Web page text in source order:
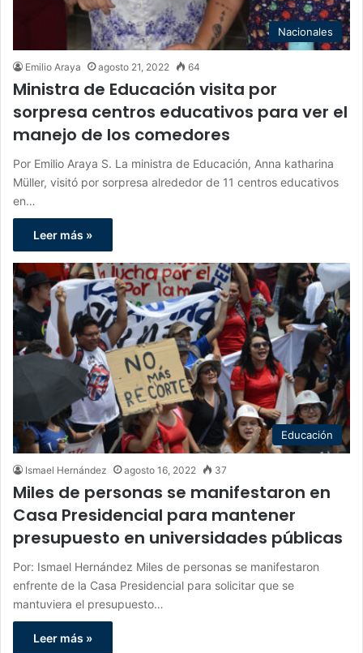
Nacionales
Emilio Araya agosto 21, 2022 64
Ministra de Educación visita por
sorpresa centros educativos para ver el
manejo de los comedores
Por Emilio Araya S. La ministra de Educación, Anna katharina
Müller, visitó por sorpresa alrededor de 11 centros educativos
en…
Leer más »
Educación
Ismael Hernández agosto 16, 2022 37
Miles de personas se manifestaron en
Casa Presidencial para mantener
presupuesto en universidades públicas
Por: Ismael Hernández Miles de personas se manifestaron
enfrente de la Casa Presidencial para solicitar que se
mantuviera el presupuesto…
Leer más »